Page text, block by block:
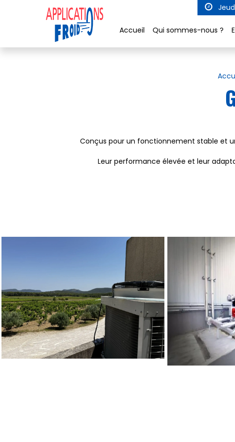
Accueil Qui sommes-nous ?
Conçus pour un fonctionnement stable et
Leur performance élevée et leur
Panneau de gestion des cookies